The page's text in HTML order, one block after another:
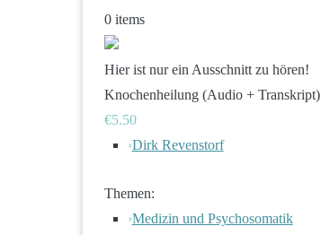
0 items
Hier ist nur ein Ausschnitt zu hören!
Knochenheilung (Audio + Transkript)
€5.50
›Dirk Revenstorf
Themen:
›Medizin und Psychosomatik